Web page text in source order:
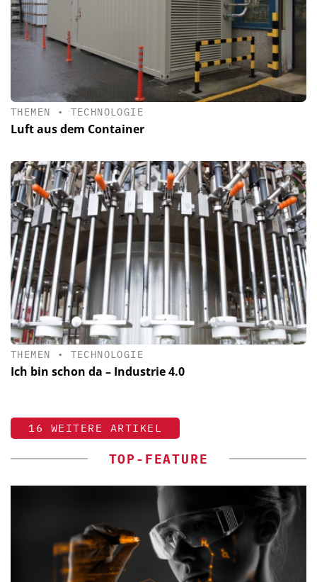
THEMEN • TECHNOLOGIE
Luft aus dem Container
THEMEN • TECHNOLOGIE
Ich bin schon da – Industrie 4.0
16 WEITERE ARTIKEL
TOP-FEATURE